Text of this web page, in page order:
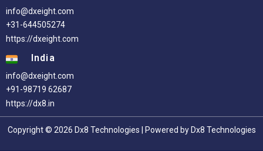
info@dxeight.com
+31-644505274
https://dxeight.com
India
info@dxeight.com
+91-98719 62687
https://dx8.in
Copyright © 2026 Dx8 Technologies | Powered by Dx8 Technologies